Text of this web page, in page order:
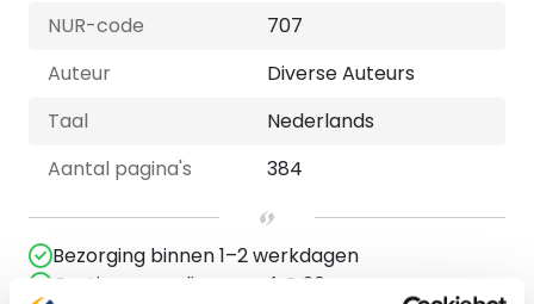
NUR-code
707
Auteur
Diverse Auteurs
Taal
Nederlands
Aantal pagina's
384
Bezorging binnen 1–2 werkdagen
Gratis verzending vanaf € 20,-